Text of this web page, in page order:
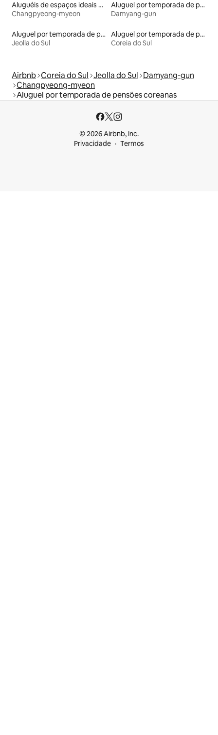
Aluguéis de espaços ideais para famílias
Changpyeong-myeon
Aluguel por temporada de pensões coreanas
Damyang-gun
Aluguel por temporada de pensões coreanas
Jeolla do Sul
Aluguel por temporada de pensões coreanas
Coreia do Sul
Airbnb Coreia do Sul Jeolla do Sul Damyang-gun
Changpyeong-myeon
Aluguel por temporada de pensões coreanas
© 2026 Airbnb, Inc.
Privacidade
Termos